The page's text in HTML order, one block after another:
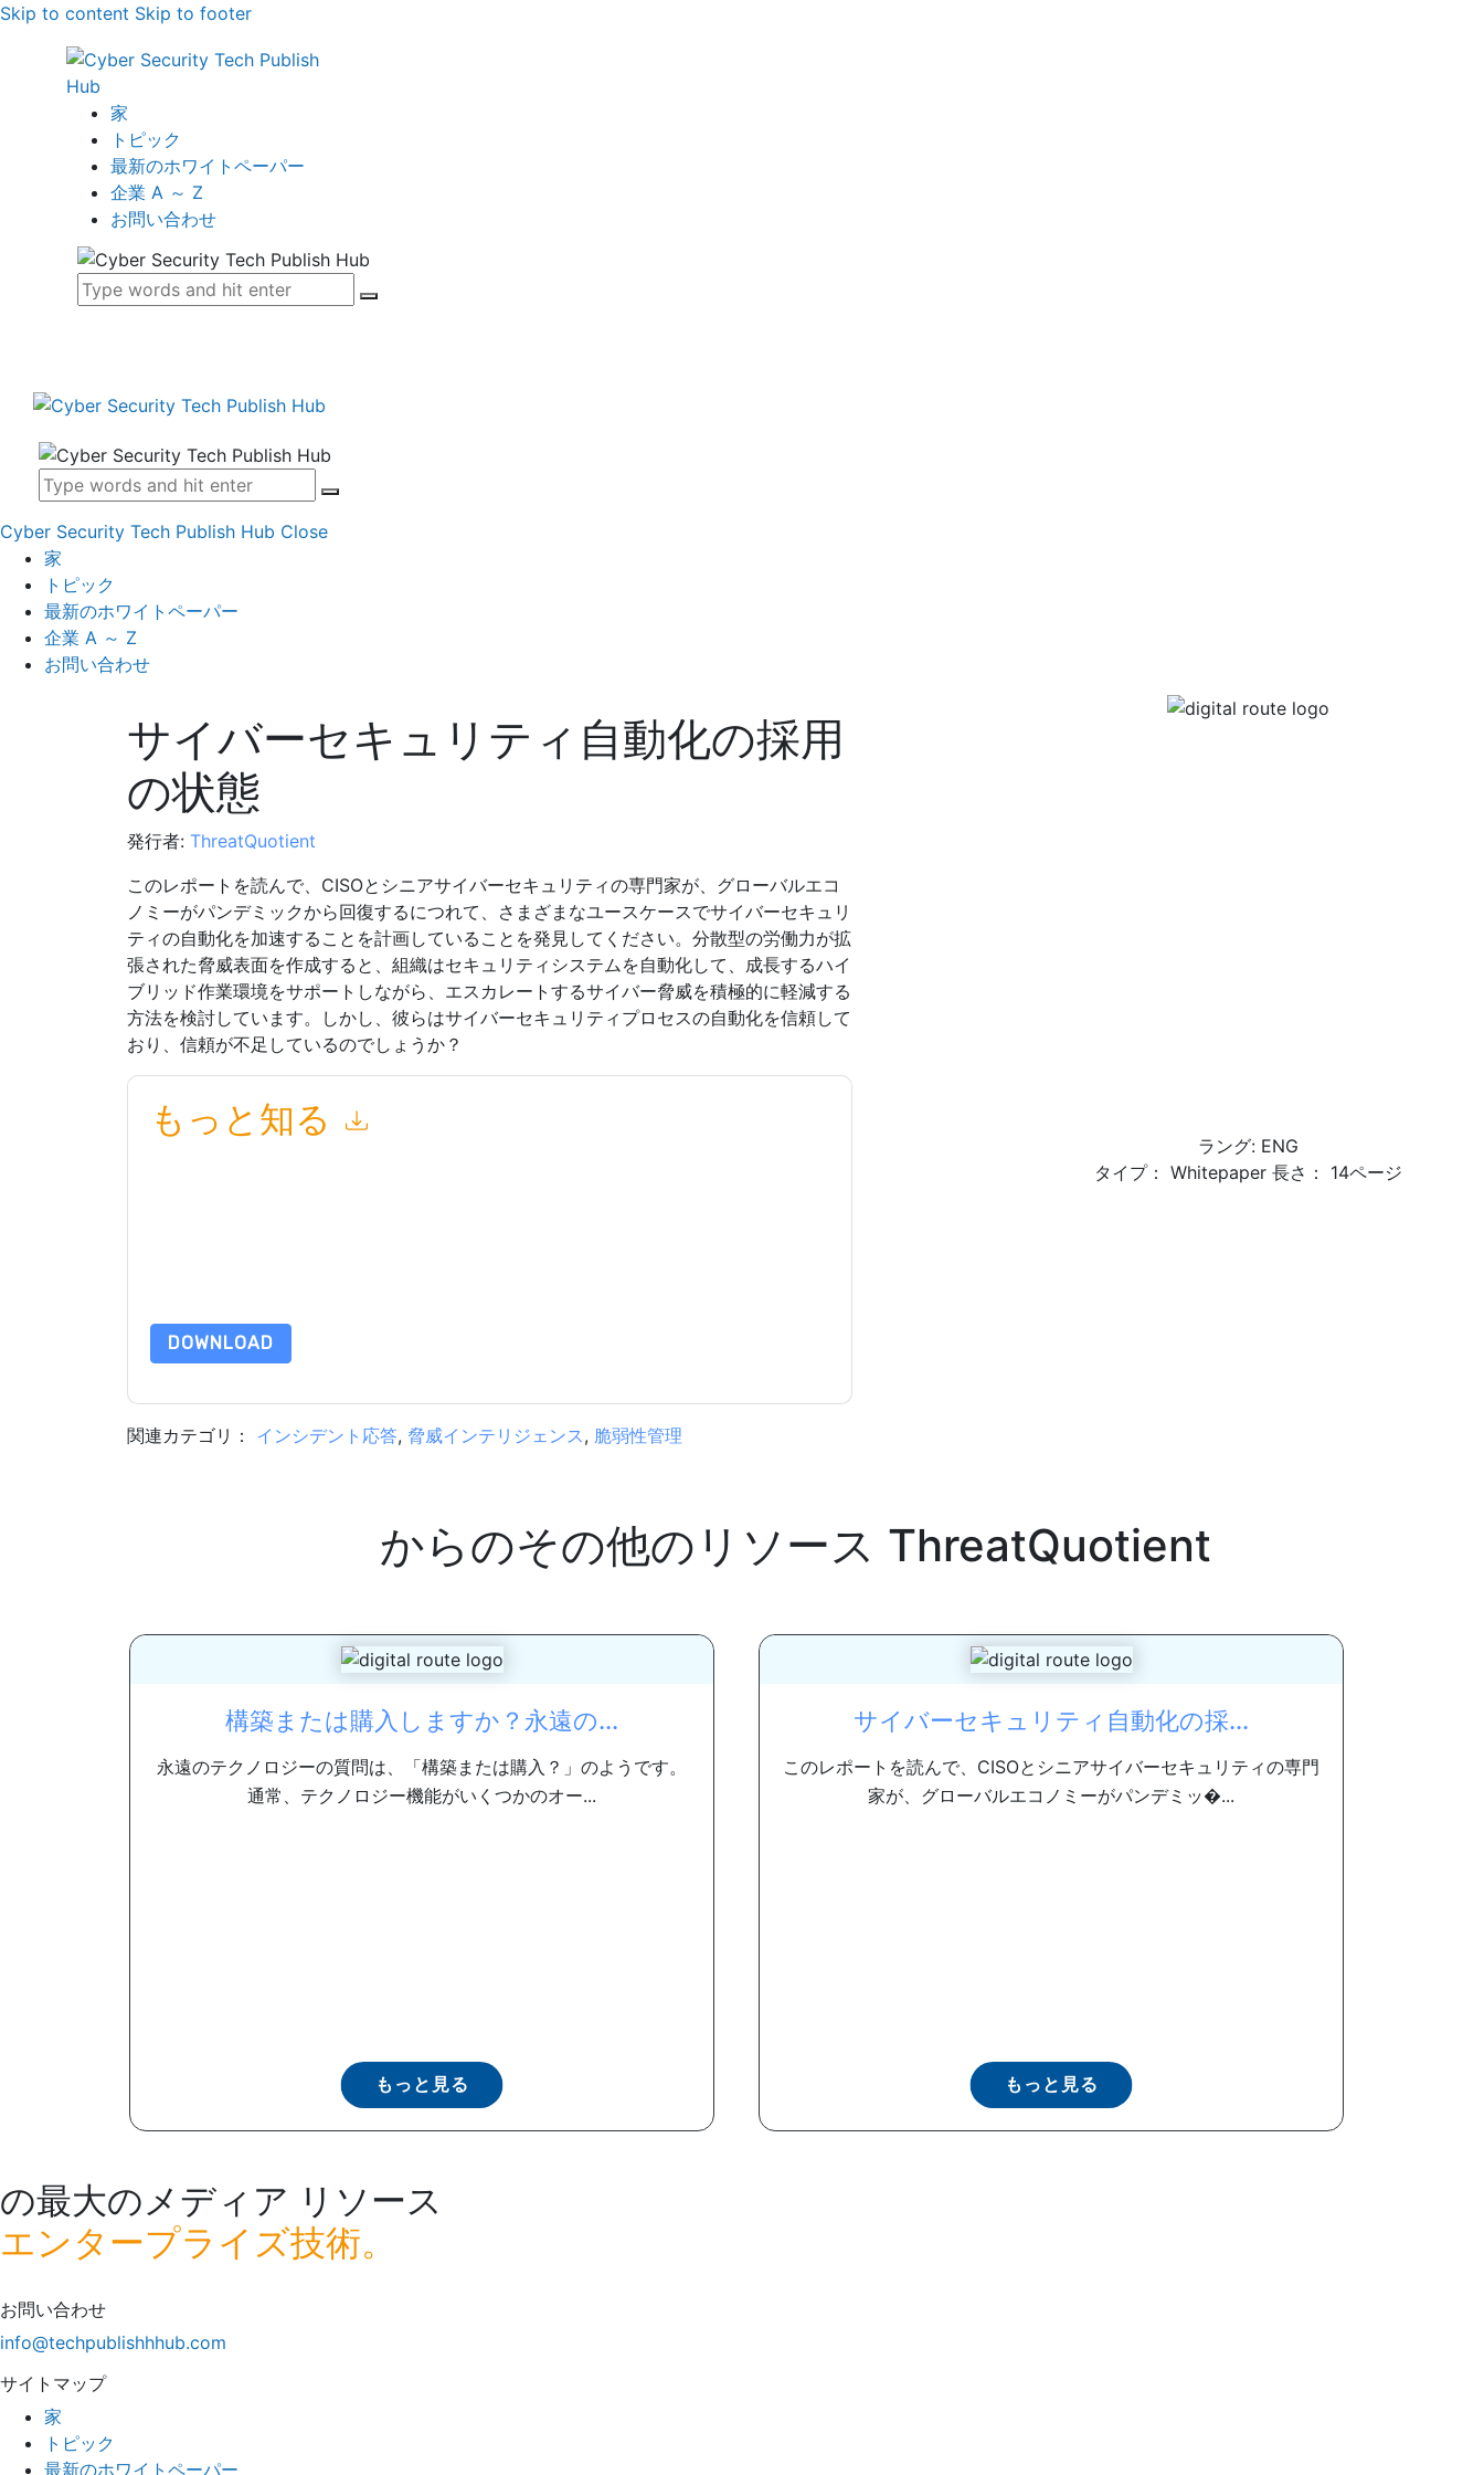
Skip to content Skip to footer
家
トピック
最新のホワイトペーパー
企業 A ～ Z
お問い合わせ
Cyber Security Tech Publish Hub Close
家
トピック
最新のホワイトペーパー
企業 A ～ Z
お問い合わせ
サイバーセキュリティ自動化の採用
の状態
発行者: ThreatQuotient
このレポートを読んで、CISOとシニアサイバーセキュリティの専門家が、グローバルエコ
ノミーがパンデミックから回復するにつれて、さまざまなユースケースでサイバーセキュリ
ティの自動化を加速することを計画していることを発見してください。分散型の労働力が拡
張された脅威表面を作成すると、組織はセキュリティシステムを自動化して、成長するハイ
ブリッド作業環境をサポートしながら、エスカレートするサイバー脅威を積極的に軽減する
方法を検討しています。しかし、彼らはサイバーセキュリティプロセスの自動化を信頼して
おり、信頼が不足しているのでしょうか？
もっと知る
DOWNLOAD
関連カテゴリ： インシデント応答, 脅威インテリジェンス, 脆弱性管理
ラング: ENG
タイプ： Whitepaper 長さ： 14ページ
からのその他のリソース ThreatQuotient
構築または購入しますか？永遠の...
永遠のテクノロジーの質問は、「構築または購入？」のようです。
通常、テクノロジー機能がいくつかのオー...
もっと見る
サイバーセキュリティ自動化の採...
このレポートを読んで、CISOとシニアサイバーセキュリティの専門
家が、グローバルエコノミーがパンデミッ�...
もっと見る
の最大のメディア リソース
エンタープライズ技術。
お問い合わせ
info@techpublishhhub.com
サイトマップ
家
トピック
最新のホワイトペーパー